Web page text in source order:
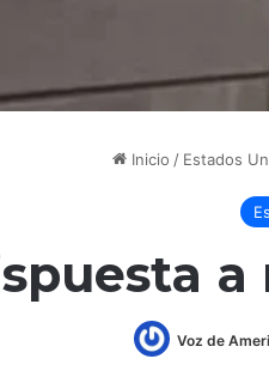
Inicio / Estados
a
Voz de